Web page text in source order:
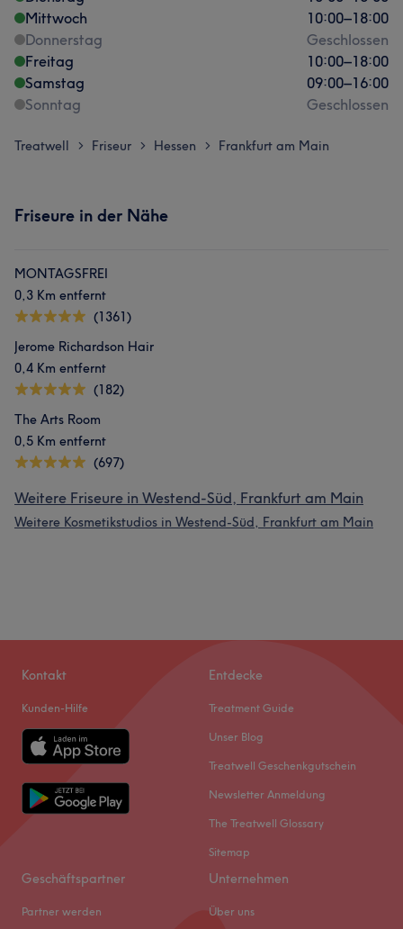
Mittwoch
10:00–18:00
Donnerstag
Geschlossen
Freitag
10:00–18:00
Samstag
09:00–16:00
Sonntag
Geschlossen
Treatwell > Friseur > Hessen > Frankfurt am Main
Friseure in der Nähe
MONTAGSFREI
0,3 Km entfernt
(1361)
Jerome Richardson Hair
0,4 Km entfernt
(182)
The Arts Room
0,5 Km entfernt
(697)
Weitere Friseure in Westend-Süd, Frankfurt am Main
Weitere Kosmetikstudios in Westend-Süd, Frankfurt am Main
Kontakt
Kunden-Hilfe
Entdecke
Treatment Guide
Unser Blog
Treatwell Geschenkgutschein
Newsletter Anmeldung
The Treatwell Glossary
Sitemap
Geschäftspartner
Partner werden
Unternehmen
Über uns